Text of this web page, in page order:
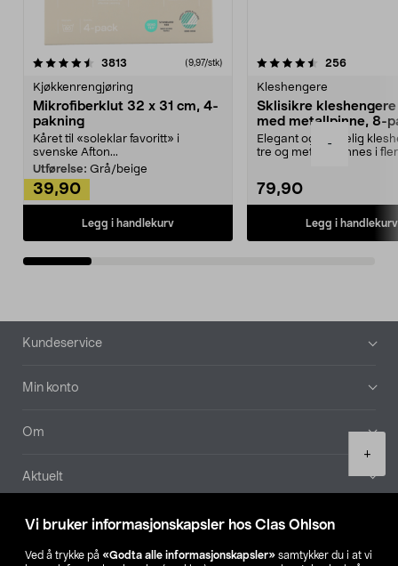
Vi bruker informasjonskapsler hos Clas Ohlson
Ved å trykke på «Godta alle informasjonskapsler» samtykker du i at vi
-
+
3813 anmeldelser(9,97/stk)
Kjøkkenrengjøring
Mikrofiberklut 32 x 31 cm, 4-
pakning
Kåret til «soleklar favoritt» i
svenske Afton...
Utførelse: Grå/beige
39,90
Legg i handlekurv
4.5av 5 stjerner 256
Kleshengere
Sklisikre
med metallpinne, 8-
Elegant og skikkelig
tre og metall – finnes i
79,90
Legg i handlekurv
4.5av 5 stjerner
Bunntekst
Kundeservice
Min konto
Om
Aktuelt
Våre selskaper